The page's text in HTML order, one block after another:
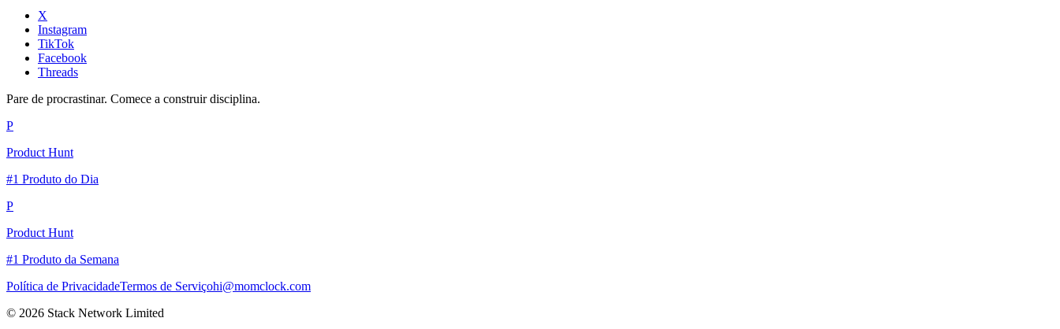
X
Instagram
TikTok
Facebook
Threads
Pare de procrastinar. Comece a construir disciplina.
P
Product Hunt
#1 Produto do Dia
P
Product Hunt
#1 Produto da Semana
Política de PrivacidadeTermos de Serviçohi@momclock.com
© 2026 Stack Network Limited